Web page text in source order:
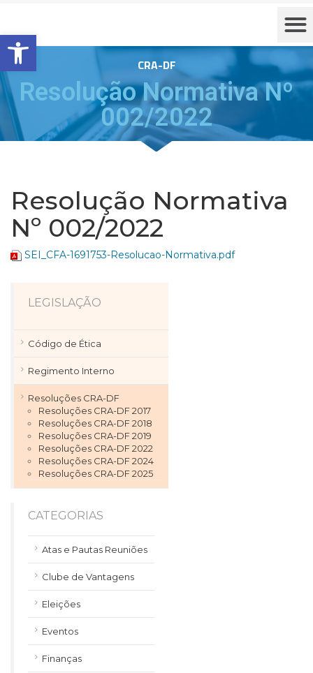
Barra de Ferramentas Aberta
CRA-DF
Resolução Normativa Nº
002/2022
Resolução Normativa
Nº 002/2022
SEI_CFA-1691753-Resolucao-Normativa.pdf
LEGISLAÇÃO
Código de Ética
Regimento Interno
Resoluções CRA-DF
Resoluções CRA-DF 2017
Resoluções CRA-DF 2018
Resoluções CRA-DF 2019
Resoluções CRA-DF 2022
Resoluções CRA-DF 2024
Resoluções CRA-DF 2025
CATEGORIAS
Atas e Pautas Reuniões
Clube de Vantagens
Eleições
Eventos
Finanças